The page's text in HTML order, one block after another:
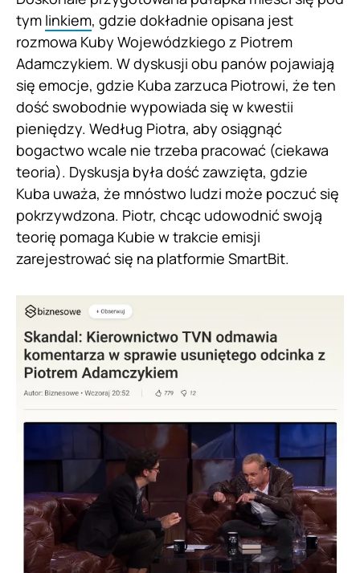
tym linkiem, gdzie dokładnie opisana jest
rozmowa Kuby Wojewódzkiego z Piotrem
Adamczykiem. W dyskusji obu panów pojawiają
się emocje, gdzie Kuba zarzuca Piotrowi, że ten
dość swobodnie wypowiada się w kwestii
pieniędzy. Według Piotra, aby osiągnąć
bogactwo wcale nie trzeba pracować (ciekawa
teoria). Dyskusja była dość zawzięta, gdzie
Kuba uważa, że mnóstwo ludzi może poczuć się
pokrzywdzona. Piotr, chcąc udowodnić swoją
teorię pomaga Kubie w trakcie emisji
zarejestrować się na platformie SmartBit.